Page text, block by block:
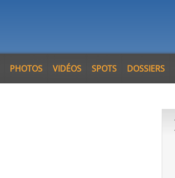
PHOTOS VIDÉOS SPOTS DOSSIERS